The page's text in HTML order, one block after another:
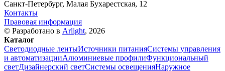
Санкт-Петербург, Малая Бухарестская, 12
Контакты
Правовая информация
© Разработано в Arlight, 2026
Каталог
Светодиодные лентыИсточники питанияСистемы управления
и автоматизацииАлюминиевые профилиФункциональный
светДизайнерский светСистемы освещенияНаружное